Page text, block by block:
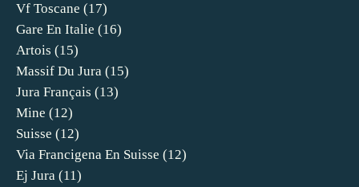
Vf Toscane (17)
Gare En Italie (16)
Artois (15)
Massif Du Jura (15)
Jura Français (13)
Mine (12)
Suisse (12)
Via Francigena En Suisse (12)
Ej Jura (11)